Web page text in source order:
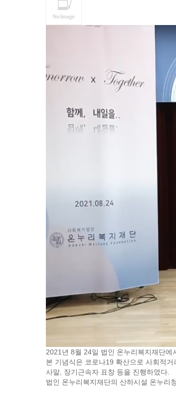
2021년 8월 24일 법인 온누리복지재단에
본 기념식은 코로나19 확산으로 사회적
사말, 장기근속자 표창 등을 진행하였다.
법인 온누리복지재단의 산하시설 온누리